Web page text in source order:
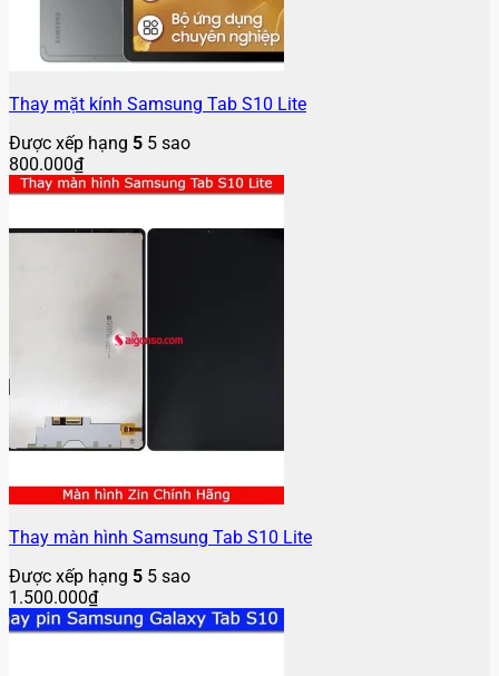
Thay mặt kính Samsung Tab S10 Lite
Được xếp hạng 5 5 sao
800.000₫
Thay màn hình Samsung Tab S10 Lite
Được xếp hạng 5 5 sao
1.500.000₫